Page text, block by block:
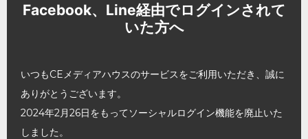
Facebook、Line経由でログインされて
いた方へ
いつもCEメディアハウスのサービスをご利用いただき、誠に
ありがとうございます。
2024年2月26日をもってソーシャルログイン機能を廃止いた
しました。